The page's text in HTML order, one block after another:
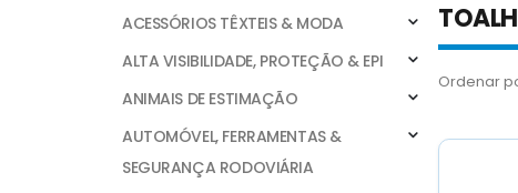
Ordenar
ACESSÓRIOS TÊXTEIS & MODA
ALTA VISIBILIDADE, PROTEÇÃO & EPI
ANIMAIS DE ESTIMAÇÃO
AUTOMÓVEL, FERRAMENTAS &
SEGURANÇA RODOVIÁRIA